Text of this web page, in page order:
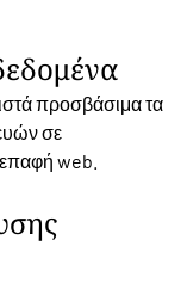
προσβάσιμα τα
σε
web.